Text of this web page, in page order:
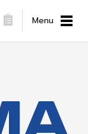
Menu